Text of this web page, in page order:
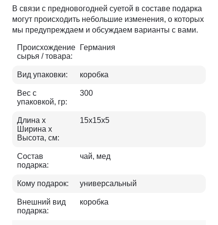
В связи с предновогодней суетой в составе подарка
могут происходить небольшие изменения, о которых
мы предупреждаем и обсуждаем варианты с вами.
Происхождение
сырья / товара:
Германия
Вид упаковки: коробка
Вес с
упаковкой, гр:
300
Длина х
Ширина х
Высота, см:
15х15х5
Состав
подарка:
чай, мед
Кому подарок: универсальный
Внешний вид
подарка:
коробка